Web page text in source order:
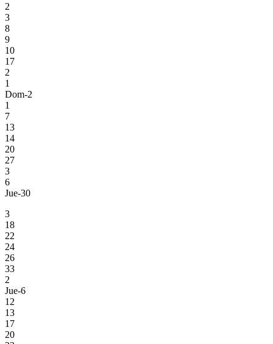
2
3
8
9
10
17
2
1
Dom-2
1
7
13
14
20
27
3
6
Jue-30
3
18
22
24
26
33
2
Jue-6
12
13
17
20